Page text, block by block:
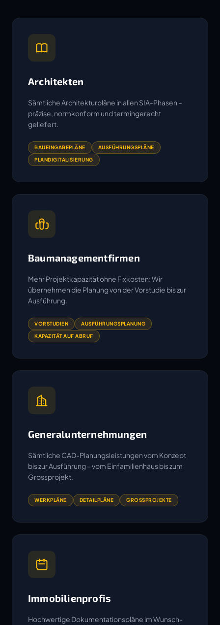
Architekten
Sämtliche Architekturpläne in allen SIA-Phasen –
präzise, normkonform und termingerecht
geliefert.
BAUEINGABEPLÄNE AUSFÜHRUNGSPLÄNE
PLANDIGITALISIERUNG
Baumanagementfirmen
Mehr Projektkapazität ohne Fixkosten: Wir
übernehmen die Planung von der Vorstudie bis zur
Ausführung.
VORSTUDIEN AUSFÜHRUNGSPLANUNG
KAPAZITÄT AUF ABRUF
Generalunternehmungen
Sämtliche CAD-Planungsleistungen vom Konzept
bis zur Ausführung – vom Einfamilienhaus bis zum
Grossprojekt.
WERKPLÄNE DETAILPLÄNE GROSSPROJEKTE
Immobilienprofis
Hochwertige Dokumentationspläne im Wunsch-